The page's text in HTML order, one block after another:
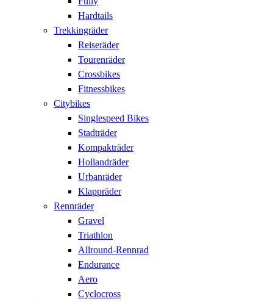
Hardtails
Trekkingräder
Reiseräder
Tourenräder
Crossbikes
Fitnessbikes
Citybikes
Singlespeed Bikes
Stadträder
Kompakträder
Hollandräder
Urbanräder
Klappräder
Rennräder
Gravel
Triathlon
Allround-Rennrad
Endurance
Aero
Cyclocross